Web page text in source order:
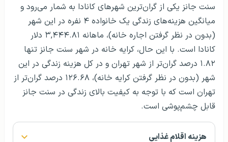
سنت جانز یکی از گران‌ترین شهرهای کانادا به شمار می‌رود و
میانگین هزینه‌های زندگی یک خانواده ۴ نفره در این شهر
(بدون در نظر گرفتن اجاره خانه)، ماهانه ۳,۴۴۴.۸۱ دلار
کانادا است. با این حال، کرایه خانه در شهر سنت جانز تنها
۱.۸۲ درصد گران‌تر از شهر تهران و در کل هزینه زندگی در این
شهر (بدون در نظر گرفتن کرایه خانه)، ۱۲۶.۶۸ درصد گران‌تر از
تهران است که با توجه به کیفیت بالای زندگی در سنت جانز
قابل چشم‌پوشی است.
هزینه اقلام غذایی